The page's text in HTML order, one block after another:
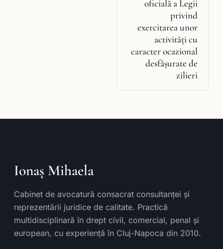
oficială a Legii
privind
exercitarea unor
activităţi cu
caracter ocazional
desfăşurate de
zilieri
Ionaș Mihaela
Cabinet de avocatură consacrat consultanței și
reprezentării juridice de calitate. Practică
multidisciplinară în drept civil, comercial, penal și
european, cu experiență în Cluj-Napoca din 2010.